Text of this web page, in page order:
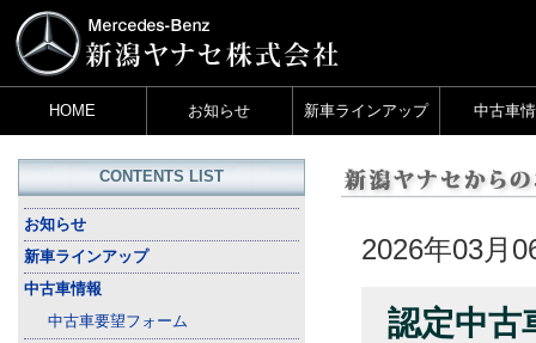
HOME お知らせ 新車ラインアップ 中古車
2026年03月
認定中古
CONTENTS LIST
お知らせ
新車ラインアップ
中古車情報
中古車要望フォーム